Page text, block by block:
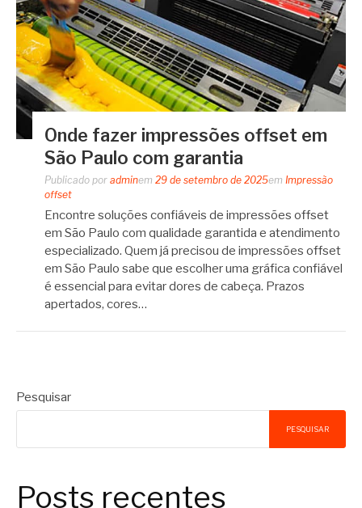
Onde fazer impressões offset em
São Paulo com garantia
Publicado por adminem 29 de setembro de 2025em Impressão
offset
Encontre soluções confiáveis de impressões offset
em São Paulo com qualidade garantida e atendimento
especializado. Quem já precisou de impressões offset
em São Paulo sabe que escolher uma gráfica confiável
é essencial para evitar dores de cabeça. Prazos
apertados, cores…
Pesquisar
PESQUISAR
Posts recentes